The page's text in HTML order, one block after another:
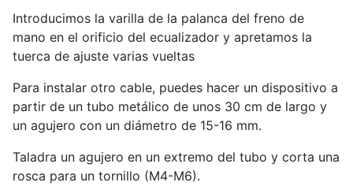
Introducimos la varilla de la palanca del freno de
mano en el orificio del ecualizador y apretamos la
tuerca de ajuste varias vueltas
Para instalar otro cable, puedes hacer un dispositivo a
partir de un tubo metálico de unos 30 cm de largo y
un agujero con un diámetro de 15-16 mm.
Taladra un agujero en un extremo del tubo y corta una
rosca para un tornillo (M4-M6).